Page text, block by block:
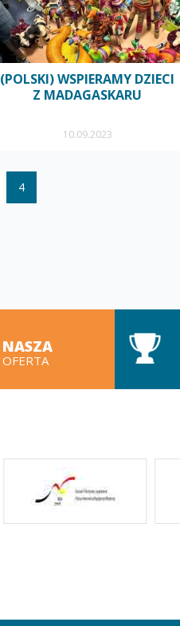
(POLSKI) WSPIERAMY DZIECI
Z MADAGASKARU
10.09.2023
4
NASZA
OFERTA